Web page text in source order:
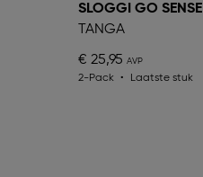
SLOGGI GO SENSE
TANGA
€ 25,95
2-Pack Laatste stuk